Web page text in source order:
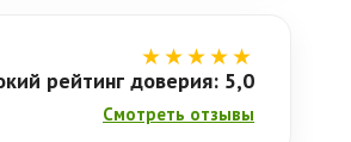
★★★★★
рейтинг доверия: 5,0
Смотреть отзывы